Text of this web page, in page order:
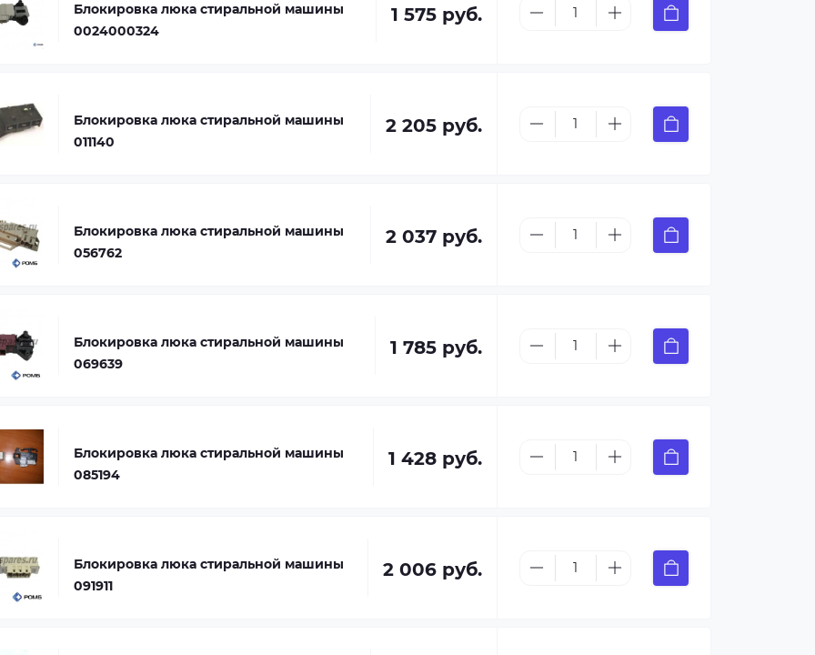
Блокировка люка стиральной машины
0024000324
1 575 руб.
Блокировка люка стиральной машины
011140
2 205 руб.
Блокировка люка стиральной машины
056762
2 037 руб.
Блокировка люка стиральной машины
069639
1 785 руб.
Блокировка люка стиральной машины
085194
1 428 руб.
Блокировка люка стиральной машины
091911
2 006 руб.